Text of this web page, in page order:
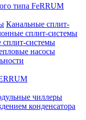
типа FeRRUM
Канальные сплит-
сплит-системы
системы
насосы
чиллеры
конденсатора